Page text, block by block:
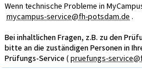
Wenn technische Probleme in
mycampus-service@fh-potsdam.de .
Bei inhaltlichen Fragen, z.B. zu den
bitte an die zuständigen Personen in
Prüfungs-Service(pruefungs-